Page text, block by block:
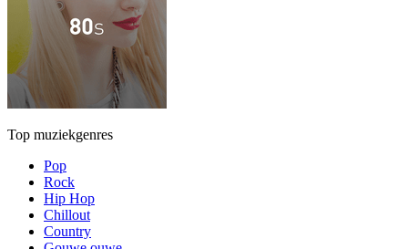
Top muziekgenres
Pop
Rock
Hip Hop
Chillout
Country